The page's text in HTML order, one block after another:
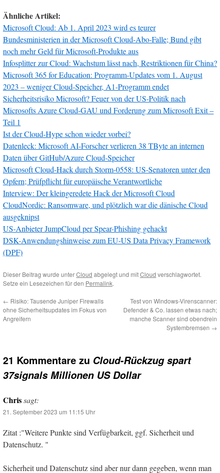
Ähnliche Artikel:
Microsoft Cloud: Ab 1. April 2023 wird es teurer
Bundesministerien in der Microsoft Cloud-Abo-Falle; Bund gibt
noch mehr Geld für Microsoft-Produkte aus
Infosplitter zur Cloud: Wachstum lässt nach, Restriktionen für China?
Microsoft 365 for Education: Programm-Updates vom 1. August
2023 – weniger Cloud-Speicher, A1-Programm endet
Sicherheitsrisiko Microsoft? Feuer von der US-Politik nach
Microsofts Azure Cloud-GAU und Forderung zum Microsoft Exit –
Teil 1
Ist der Cloud-Hype schon wieder vorbei?
Datenleck: Microsoft AI-Forscher verlieren 38 TByte an internen
Daten über GitHub/Azure Cloud-Speicher
Microsoft Cloud-Hack durch Storm-0558: US-Senatoren unter den
Opfern; Prüfpflicht für europäische Verantwortliche
Interview: Der kleingeredete Hack der Microsoft Cloud
CloudNordic: Ransomware, und plötzlich war die dänische Cloud
ausgeknipst
US-Anbieter JumpCloud per Spear-Phishing gehackt
DSK-Anwendungshinweise zum EU-US Data Privacy Framework
(DPF)
Dieser Beitrag wurde unterCloud abgelegt und mitCloud verschlagwortet.
Setze ein Lesezeichen für den Permalink.
← Risiko: Tausende Juniper Firewalls
ohne Sicherheitsupdates im Fokus von
Angreifern
Test von Windows-Virenscanner:
Defender & Co. lassen etwas nach;
manche Scanner sind obendrein
Systembremsen →
21 Kommentare zu Cloud-Rückzug spart
37signals Millionen US Dollar
Chrissagt:
21. September 2023 um 11:15 Uhr
Zitat :"Weitere Punkte sind Verfügbarkeit, ggf. Sicherheit und
Datenschutz. "
Sicherheit und Datenschutz sind aber nur dann gegeben, wenn man